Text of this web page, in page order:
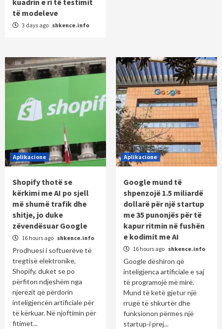
kuadrin e ri të testimit
të modeleve
3 days ago shkence.info
Aplikacione
Shopify thotë se
kërkimi me AI po sjell
më shumë trafik dhe
shitje, jo duke
zëvendësuar Google
16 hours ago shkence.info
Prodhuesi i softuerëve të
tregtisë elektronike,
Shopify, duket se po
përfiton ndjeshëm nga
njerëzit që përdorin
inteligjencën artificiale për
të kërkuar. Në njoftimin për
fitimet...
Aplikacione
Google mund të
shpenzojë 1.5 miliardë
dollarë për një startup
me 35 punonjës për të
kapur ritmin në fushën
e kodimit me AI
16 hours ago shkence.info
Google dëshiron që
inteligjenca artificiale e saj
të programojë më mirë.
Mund të ketë gjetur një
rrugë të shkurtër dhe
funksionon përmes një
startup-i prej...